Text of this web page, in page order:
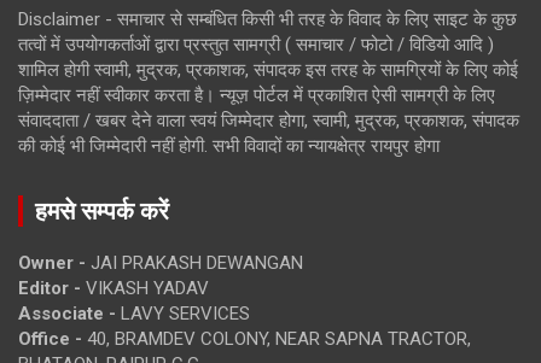
Disclaimer - समाचार से सम्बंधित किसी भी तरह के विवाद के लिए साइट के कुछ
तत्वों में उपयोगकर्ताओं द्वारा प्रस्तुत सामग्री ( समाचार / फोटो / विडियो आदि )
शामिल होगी स्वामी, मुद्रक, प्रकाशक, संपादक इस तरह के सामग्रियों के लिए कोई
ज़िम्मेदार नहीं स्वीकार करता है। न्यूज़ पोर्टल में प्रकाशित ऐसी सामग्री के लिए
संवाददाता / खबर देने वाला स्वयं जिम्मेदार होगा, स्वामी, मुद्रक, प्रकाशक, संपादक
की कोई भी जिम्मेदारी नहीं होगी. सभी विवादों का न्यायक्षेत्र रायपुर होगा
हमसे सम्पर्क करें
Owner - JAI PRAKASH DEWANGAN
Editor - VIKASH YADAV
Associate - LAVY SERVICES
Office - 40, BRAMDEV COLONY, NEAR SAPNA TRACTOR,